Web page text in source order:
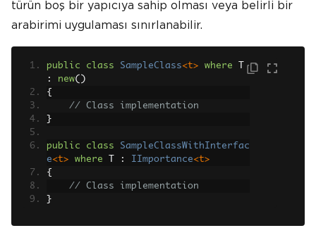
türün boş bir yapıcıya sahip olması veya belirli bir
arabirimi uygulaması sınırlanabilir.
public class SampleClass<t> where
T
:
new()
{
// Class implementation
}
public class
SampleClassWithInterfac
e<t> where : IImportance<t>
{
// Class implementation
}